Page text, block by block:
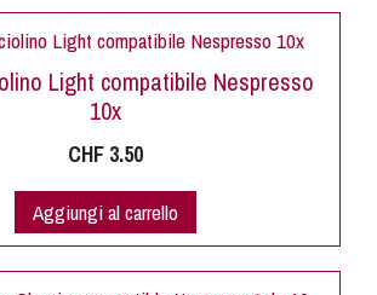
Light compatibile Nespresso
10x
CHF 3.50
Aggiungi al carrello